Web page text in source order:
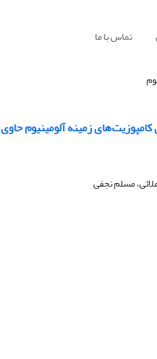
تماس با ما
زمینه آلومینیوم حاوی 1% قلع
مسلم نجفی